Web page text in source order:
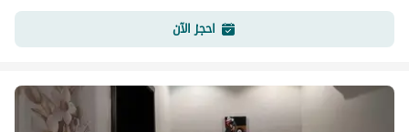
احجز الآن